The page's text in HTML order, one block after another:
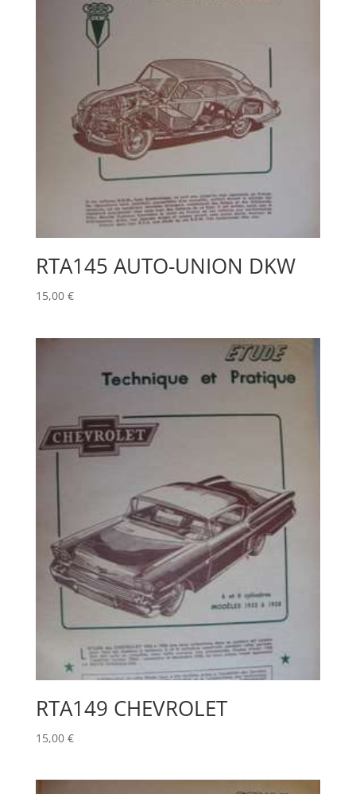
RTA145 AUTO-UNION DKW
15,00 €
RTA149 CHEVROLET
15,00 €